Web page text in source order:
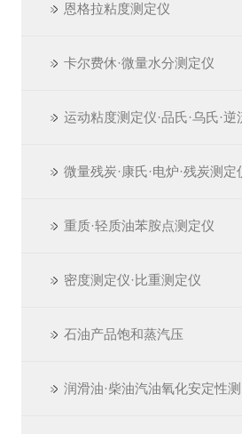
恩格拉粘度测定仪
卡尔费休·微量水分测定仪
运动粘度测定仪·品氏·乌氏·逆
微量残炭·康氏·电炉·残炭测定
重质·轻质油苯胺点测定仪
密度测定仪·比重测定仪
石油产品饱和蒸汽压